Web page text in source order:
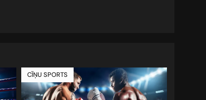
CĪŅU SPORTS